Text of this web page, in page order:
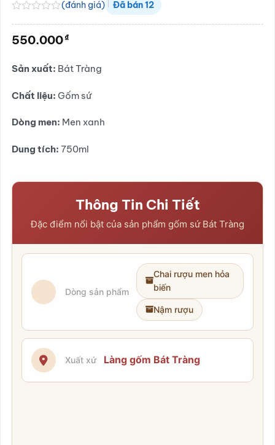
hạng
sao
(đánh giá) Đã bán12
550.000₫
Sản xuất: Bát Tràng
Chất liệu: Gốm sứ
Dòng men: Men xanh
Dung tích: 750ml
Thông Tin Chi Tiết
Đặc điểm nổi bật của sản phẩm gốm sứ Bát Tràng
Dòng sản phẩm
Chai rượu men hỏa
biến
Nậm rượu
Xuất xứ Làng gốm Bát Tràng